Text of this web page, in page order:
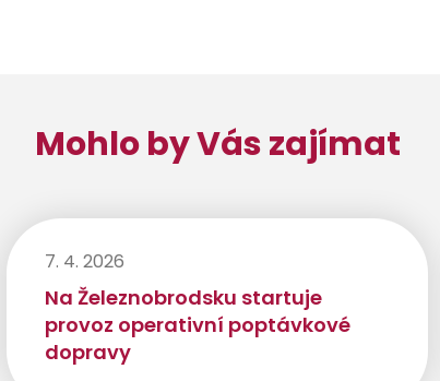
Mohlo by Vás zajímat
7. 4. 2026
Na Železnobrodsku startuje
provoz operativní poptávkové
dopravy